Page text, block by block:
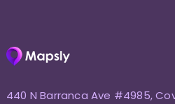
440 N Barranca Ave #4985,